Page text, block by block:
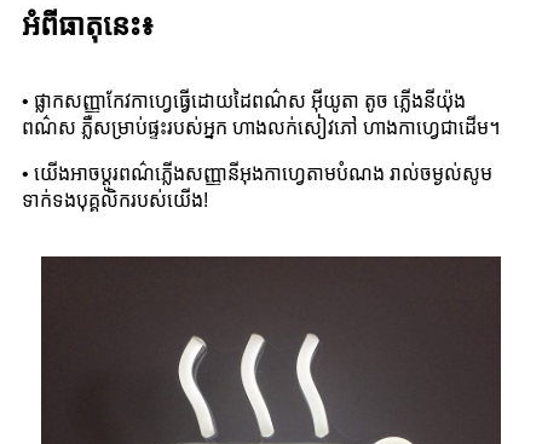
អំពីធាតុនេះ៖
• ផ្លាកសញ្ញាកែវកាហ្វេធ្វើដោយដៃពណ៌ស អ៊ីយូតា តូច ភ្លើងនីយ៉ុង
ពណ៌ស ភ្លឺសម្រាប់ផ្ទះរបស់អ្នក ហាងលក់សៀវភៅ ហាងកាហ្វេជាដើម។
• យើងអាចប្ដូរពណ៌ភ្លើងសញ្ញានីអុងកាហ្វេតាមបំណង រាល់ចម្ងល់សូម
ទាក់ទងបុគ្គលិករបស់យើង!